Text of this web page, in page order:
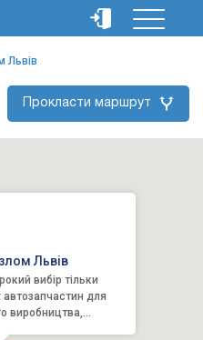
Львів
Прокласти маршрут
Львів
вибір тільки
автозапчастин для
виробництва,